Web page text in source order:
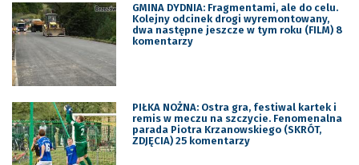
GMINA DYDNIA: Fragmentami, ale do celu.
Kolejny odcinek drogi wyremontowany,
dwa następne jeszcze w tym roku (FILM) 8
komentarzy
PIŁKA NOŻNA: Ostra gra, festiwal kartek i
remis w meczu na szczycie. Fenomenalna
parada Piotra Krzanowskiego (SKRÓT,
ZDJĘCIA) 25 komentarzy